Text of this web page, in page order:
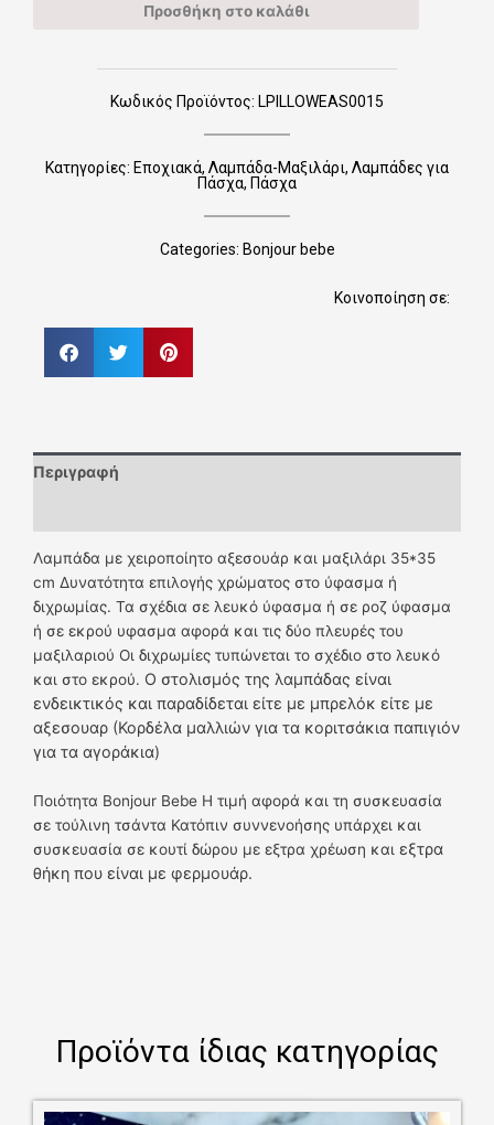
Προσθήκη στο καλάθι
Κωδικός Προϊόντος: LPILLOWEAS0015
Κατηγορίες: Εποχιακά, Λαμπάδα-Μαξιλάρι, Λαμπάδες για
Πάσχα, Πάσχα
Categories: Bonjour bebe
Κοινοποίηση σε:
Περιγραφή
Λαμπάδα με χειροποίητο αξεσουάρ και μαξιλάρι 35*35
cm Δυνατότητα επιλογής χρώματος στο ύφασμα ή
διχρωμίας. Τα σχέδια σε λευκό ύφασμα ή σε ροζ ύφασμα
ή σε εκρού υφασμα αφορά και τις δύο πλευρές του
μαξιλαριού Οι διχρωμίες τυπώνεται το σχέδιο στο λευκό
και στο εκρού. Ο στολισμός της λαμπάδας είναι
ενδεικτικός και παραδίδεται είτε με μπρελόκ είτε με
αξεσουαρ (Κορδέλα μαλλιών για τα κοριτσάκια παπιγιόν
για τα αγοράκια)
Ποιότητα Bonjour Bebe Η τιμή αφορά και τη συσκευασία
σε τούλινη τσάντα Κατόπιν συννενοήσης υπάρχει και
συσκευασία σε κουτί δώρου με εξτρα χρέωση και εξτρα
θήκη που είναι με φερμουάρ.
Προϊόντα ίδιας κατηγορίας